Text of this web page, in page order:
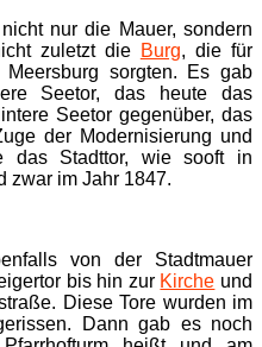
nur die Mauer, sondern
zuletzt die Burg, die für
sorgten. Es gab
Seetor, das heute das
Seetor gegenüber, das
der Modernisierung und
das Stadttor, wie sooft in
zwar im Jahr 1847.
von der Stadtmauer
bis hin zur Kirche und
Diese Tore wurden im
Dann gab es noch